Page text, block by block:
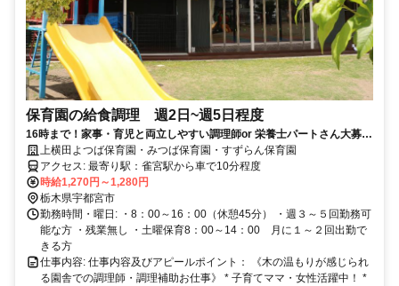
保育園の給食調理 週2日~週5日程度
16時まで！家事・育児と両立しやすい調理師or 栄養士パートさん大募
集！上横田よつば保育園・みつば保育園・すずらん保育園
アクセス: 最寄り駅：雀宮駅から車で10分程度
時給1,270円～1,280円
栃木県宇都宮市
勤務時間・曜日: ・8：00～16：00（休憩45分） ・週３～５回勤務可
能な方 ・残業無し ・土曜保育8：00～14：00 月に１～２回出勤で
きる方
仕事内容: 仕事内容及びアピールポイント： 《木の温もりが感じられ
る園舎での調理師・調理補助お仕事》 * 子育てママ・女性活躍中！ *